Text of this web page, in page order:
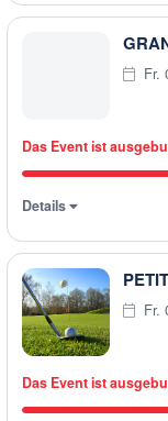
Fr.
Das Event ist
Details
Fr.
Das Event ist